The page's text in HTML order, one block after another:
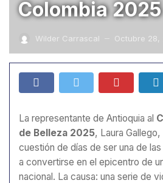
Colombia 2025
Wilder Carrascal — Octubre 28,
La representante de Antioquia al
de Belleza 2025, Laura
cuestión de días de ser una de
a convertirse en el epicentro de
nacional. La causa: una serie de